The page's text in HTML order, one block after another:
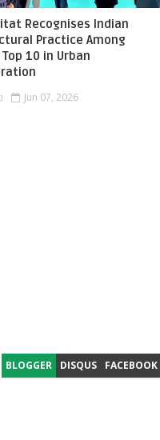
Recognises Indian
Practice Among
Top 10 in Urban
Jun 07, 2026
BLOGGER DISQUS FACEBOOK